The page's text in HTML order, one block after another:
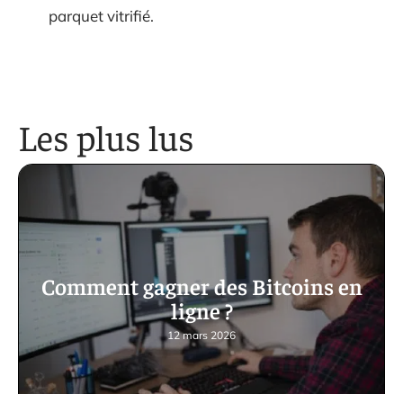
parquet vitrifié.
Les plus lus
Comment gagner des Bitcoins en
ligne ?
12 mars 2026